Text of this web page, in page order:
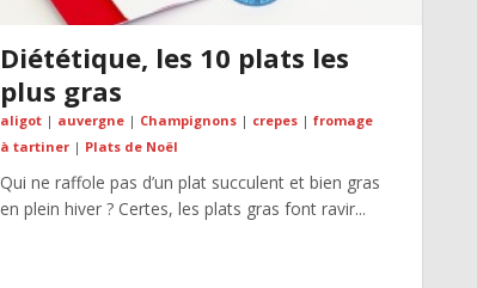
Diététique, les 10 plats les
plus gras
aligot| auvergne| Champignons| crepes| fromage
à tartiner| Plats de Noël
Qui ne raffole pas d’un plat succulent et bien gras
en plein hiver ? Certes, les plats gras font ravir...